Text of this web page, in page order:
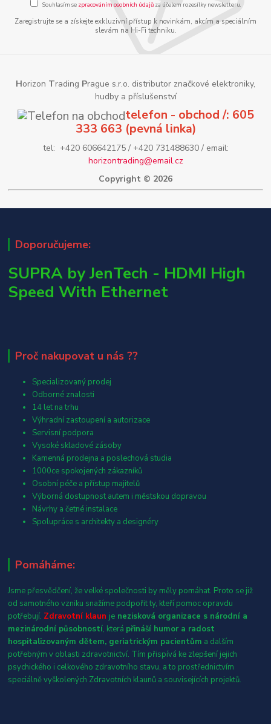
Souhlasím se zpracováním osobních údajůza účelem rozesílky newsletteru.
Zaregistrujte se a získejte exkluzivní přístup k novinkám, akcím a speciálním
slevám na Hi-Fi techniku.
Horizon Trading Prague s.r.o. distributor značkové elektroniky,
hudby a příslušenství
telefon - obchod /: 605
333 663 (pevná linka)
tel: +420 606642175 / +420 731488630 / email:
horizontrading@email.cz
Copyright © 2026
Doporučujeme:
SUPRA by JenTech - HDMI High
Speed With Ethernet
Proč nakupovat u nás ??
Specializovaný prodej
Odborné znalosti
14 let na trhu
Výhradní zastoupení a autorizace
Servisní podpora
Vysoké skladové zásoby
Kamenná prodejna a poslechová studia
1000ce spokojených zákazníků
Osobní péče a přístup majitelů
Výborná dostupnost autem i městskou dopravou
Návrhy a četné instalace
Spolupráce s architekty a designéry
Pomáháme:
Jsme přesvědčení, že velké společnosti by měly pomáhat. Proto se již
od samotného vzniku snažíme podpořit ty, kteří pomoc opravdu
potřebují. Zdravotní klaun je nezisková organizace s národní a
mezinárodní působností, která přináší humor a radost
hospitalizovaným dětem, geriatrickým pacientům a dalším
potřebným v oblasti zdravotnictví. Tím přispívá ke zlepšení jejich
psychického i celkového zdravotního stavu, a to prostřednictvím
speciálně vyškolených Zdravotních klaunů a souvisejících projektů.